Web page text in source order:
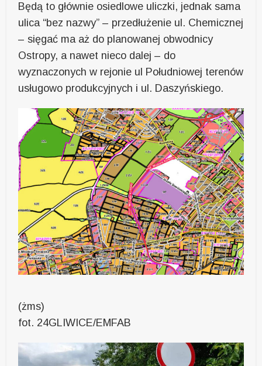
Będą to głównie osiedlowe uliczki, jednak sama
ulica “bez nazwy” – przedłużenie ul. Chemicznej
– sięgać ma aż do planowanej obwodnicy
Ostropy, a nawet nieco dalej – do
wyznaczonych w rejonie ul Południowej terenów
usługowo produkcyjnych i ul. Daszyńskiego.
(żms)
fot. 24GLIWICE/EMFAB